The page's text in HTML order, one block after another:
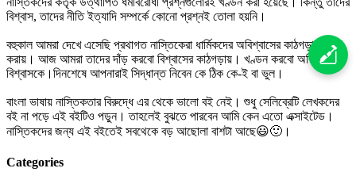
বিশ্বাস, তাদের নীতি ইত্যাদি সম্পর্কে কোনো প্রশ্নই তোলা হয়নি।
বহুকাল আমরা দেখে এসেছি প্রথাগত নাস্তিকেরা ধার্মিকদের অবিশ্বাসের কাঠগড়ায় দাঁড়
করায়। আজ আমরা তাদের দাঁড় করবো বিশ্বাসের কাঠগড়ায়। খণ্ডন করবো অবিশ্বাসীর
বিশ্বাসকে।দিনশেষে আপনারাই সিদ্ধান্ত নিবেন কে ঠিক কে-ই বা ভুল।
বাংলা ভাষায় নাস্তিকতার বিরুদ্ধে এর থেকে ভালো বই নেই। শুধু সেলিব্রেটি লেখকদের
বই না পড়ে এই বইটিও পড়ুন। তাহলেই বুঝতে পারবেন আমি কেন এতো এক্সাইটেড।
নাস্তিকদের জন্য এই বইতেই সবথেকে বড় আছোলা বাশটা আছে😃🙂।
Categories